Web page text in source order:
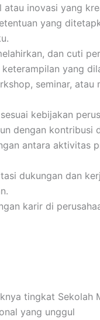
inovasi yang
yang
dan cuti
yang
seminar, atau
kebijakan
dengan kontribusi
antara aktivitas
dukungan dan
karir di
tingkat Sekolah
yang unggul